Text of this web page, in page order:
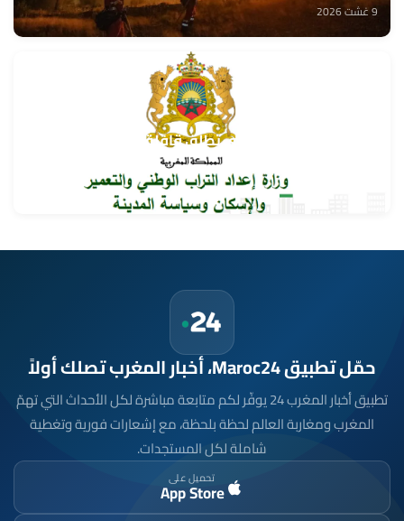
9 غشت 2026
وزارة إعداد التراب الوطني تطلق قافلة التعمير والإسكان
حمّل تطبيق Maroc24، أخبار المغرب تصلك أولاً
تطبيق أخبار المغرب 24 يوفّر لكم متابعة مباشرة لكل الأحداث التي تهمّ
المغرب ومغاربة العالم لحظة بلحظة، مع إشعارات فورية وتغطية
شاملة لكل المستجدات.
تحميل على
App Store